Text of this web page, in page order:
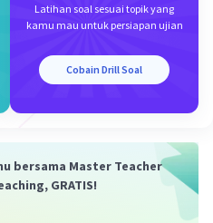
20.000.000
bank kepada Pak Agus
Latihan soal sesuai topik yang
kamu mau untuk persiapan ujian
Cobain Drill Soal
bersama Master Teacher
GRATIS!